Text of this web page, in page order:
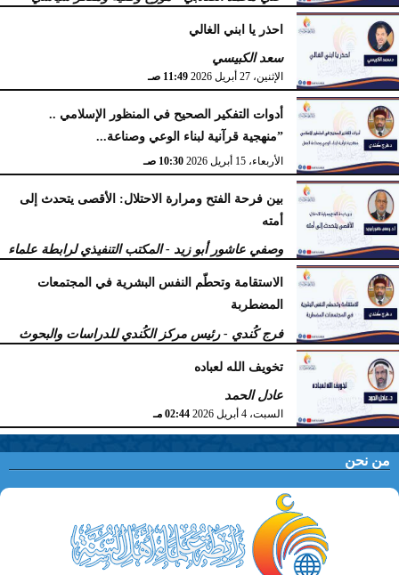
الإثنين، 27 أبريل 2026 11:55 صـ
احذر يا ابني الغالي
سعد الكبيسي
الإثنين، 27 أبريل 2026 11:49 صـ
أدوات التفكير الصحيح في المنظور الإسلامي ..
”منهجية قرآنية لبناء الوعي وصناعة...
الأربعاء، 15 أبريل 2026 10:30 صـ
بين فرحة الفتح ومرارة الاحتلال: الأقصى يتحدث إلى
أمته
وصفي عاشور أبو زيد - المكتب التنفيذي لرابطة علماء
أهل السنّة
الخميس، 9 أبريل 2026 11:38 صـ
الاستقامة وتحطّم النفس البشرية في المجتمعات
المضطربة
فرج كُندي - رئيس مركز الكُندي للدراسات والبحوث
السبت، 4 أبريل 2026 02:51 مـ
تخويف الله لعباده
عادل الحمد
السبت، 4 أبريل 2026 02:44 مـ
من نحن